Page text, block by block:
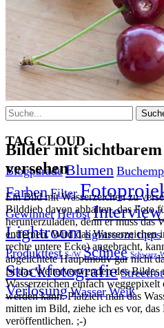
Bilder mit sichtbarem
versehen
Ein Bild mit Wasserzeichen zu
Bilddieb davon abhalten, das Foto
herunterzuladen, denn er muss das
entfernen. Wird das Wasserzeichen
rechte untere Ecke) angebracht,
abgelichtete Hauptmotiv gar nicht
ist das Weiterverwenden des
Wasserzeichen einfach
werden kann. Platziert man das
mitten im Bild, ziehe ich es vor,
veröffentlichen. ;-)
Stadt und Land
Weitere Fotoblogs
Über mich
Impressum
Datenschutz
Suche
TAG CLOUD
Blogparade Blumen
Farben Filter
Gewinner Herbst Interview
Lightroom lightroom tipps
Produkttest S-/W Schnee Schwarz-
Stockfotografie
Verlosung Wasser Weiß